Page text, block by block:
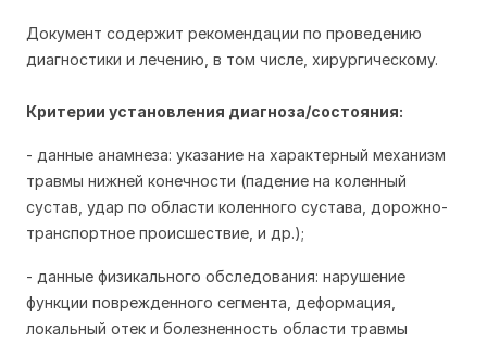
Документ содержит рекомендации по проведению
диагностики и лечению, в том числе, хирургическому.
Критерии установления диагноза/состояния:
- данные анамнеза: указание на характерный механизм
травмы нижней конечности (падение на коленный
сустав, удар по области коленного сустава, дорожно-
транспортное происшествие, и др.);
- данные физикального обследования: нарушение
функции поврежденного сегмента, деформация,
локальный отек и болезненность области травмы